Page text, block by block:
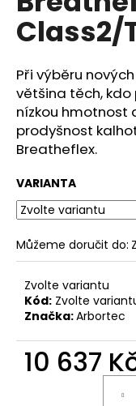
5
hvězdiček.
Class2/
Při výběru
většina těch,
nízkou hmotnost
prodyšnost
Breatheflex.
VARIANTA
Můžeme doručit do:
Zvolte variantu
Kód: Zvolte
Značka:Arbortec
10 637
u
j
m
e